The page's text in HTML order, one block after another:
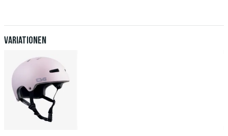
deiner Überweisung an dich versendet. Weitere Infos zuVersand&
Zahlung .
Variationen